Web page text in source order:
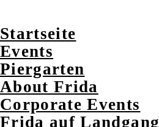
Startseite
Events
Piergarten
About Frida
Corporate Events
Frida auf Landgang